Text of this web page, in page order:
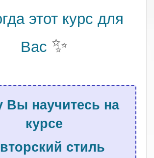
этот курс для
Вас ✨
Вы научитесь на
курсе
стиль